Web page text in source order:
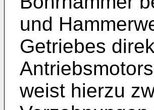
und
Getriebes
weist hierzu